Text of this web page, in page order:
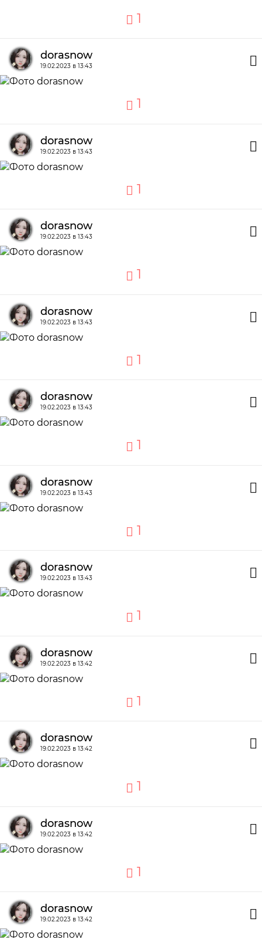
1
dorasnow
19.02.2023 в 13:43
1
dorasnow
19.02.2023 в 13:43
1
dorasnow
19.02.2023 в 13:43
1
dorasnow
19.02.2023 в 13:43
1
dorasnow
19.02.2023 в 13:43
1
dorasnow
19.02.2023 в 13:43
1
dorasnow
19.02.2023 в 13:43
1
dorasnow
19.02.2023 в 13:42
1
dorasnow
19.02.2023 в 13:42
1
dorasnow
19.02.2023 в 13:42
1
dorasnow
19.02.2023 в 13:42